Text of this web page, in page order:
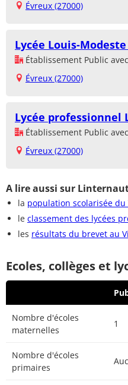
Évreux (27000)
Lycée Louis-
Établissement Public
Évreux (27000)
Lycée professionnel
Établissement Public
Évreux (27000)
A lire aussi sur
la population scolarisée du
le classement des lycées
les résultats du brevet au
Ecoles, collèges et
Nombre d'écoles
maternelles
1
Nombre d'écoles
primaires